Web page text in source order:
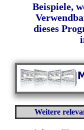
Beispiele,
dieses
Weitere